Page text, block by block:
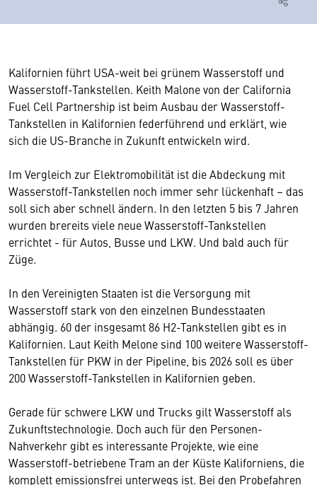
Kalifornien führt USA-weit bei grünem Wasserstoff und
Wasserstoff-Tankstellen. Keith Malone von der California
Fuel Cell Partnership ist beim Ausbau der Wasserstoff-
Tankstellen in Kalifornien federführend und erklärt, wie
sich die US-Branche in Zukunft entwickeln wird.
Im Vergleich zur Elektromobilität ist die Abdeckung mit
Wasserstoff-Tankstellen noch immer sehr lückenhaft – das
soll sich aber schnell ändern. In den letzten 5 bis 7 Jahren
wurden brereits viele neue Wasserstoff-Tankstellen
errichtet - für Autos, Busse und LKW. Und bald auch für
Züge.
In den Vereinigten Staaten ist die Versorgung mit
Wasserstoff stark von den einzelnen Bundesstaaten
abhängig. 60 der insgesamt 86 H2-Tankstellen gibt es in
Kalifornien. Laut Keith Melone sind 100 weitere Wasserstoff-
Tankstellen für PKW in der Pipeline, bis 2026 soll es über
200 Wasserstoff-Tankstellen in Kalifornien geben.
Gerade für schwere LKW und Trucks gilt Wasserstoff als
Zukunftstechnologie. Doch auch für den Personen-
Nahverkehr gibt es interessante Projekte, wie eine
Wasserstoff-betriebene Tram an der Küste Kaliforniens, die
komplett emissionsfrei unterwegs ist. Bei den Probefahren